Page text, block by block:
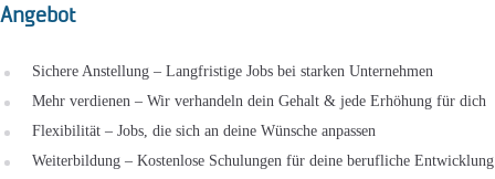
Angebot
Sichere Anstellung – Langfristige Jobs bei starken Unternehmen
Mehr verdienen – Wir verhandeln dein Gehalt & jede Erhöhung für dich
Flexibilität – Jobs, die sich an deine Wünsche anpassen
Weiterbildung – Kostenlose Schulungen für deine berufliche Entwicklung